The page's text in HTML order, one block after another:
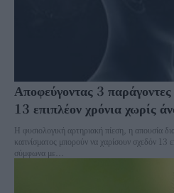
Αποφεύγοντας 3 παράγοντες
13 επιπλέον χρόνια χωρίς
Η φυσιολογική αρτηριακή πίεση, η απουσία
καπνίσματος μπορούν να χαρίσουν σχεδόν 13
σύμφωνα με...